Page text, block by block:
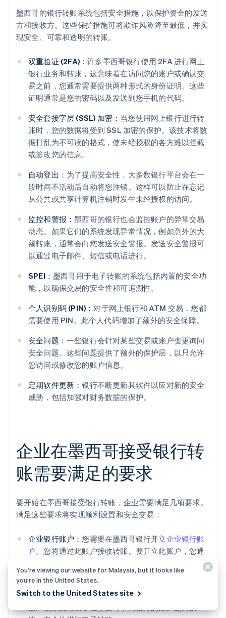
墨西哥的银行转账系统包括安全措施，以保护资金的发送
方和接收方。这些保护措施可将欺诈风险降至最低，并实
现安全、可靠和透明的转账。
双重验证 (2FA)：许多墨西哥银行使用 2FA 进行网上
银行业务和转账，这意味着在访问您的账户或确认交
易之前，您通常需要提供两种形式的身份证明。这些
证明通常是您的密码以及发送到您手机的代码。
安全套接字层 (SSL) 加密： 当您使用网上银行进行转
账时，您的数据将受到 SSL 加密的保护。该技术将数
据打乱为不可读的格式，使未经授权的各方难以拦截
或篡改您的信息。
自动登出： 为了提高安全性，大多数银行平台会在一
段时间不活动后自动将您注销。这样可以防止在忘记
从公共或共享计算机注销时发生未经授权的访问。
监控和警报：墨西哥的银行也会监控账户的异常交易
动态。如果它们的系统发现异常情况，例如意外的大
额转账，通常会向您发送安全警报。发送安全警报可
以通过电子邮件、短信或电话进行。
SPEI： 墨西哥用于电子转账的系统包括内置的安全功
能，以确保交易的安全性和可追溯性。
个人识别码 (PIN)： 对于网上银行和 ATM 交易，您都
需要使用 PIN。此个人代码增加了额外的安全保障。
安全问题： 一些银行会针对某些交易或账户变更询问
安全问题。这些问题提供了额外的保护层，以只允许
您访问或修改您的账户信息。
定期软件更新：银行不断更新其软件以应对新的安全
威胁，包括加强对财务数据的保护。
企业在墨西哥接受银行转
账需要满足的要求
要开始在墨西哥接受银行转账，企业需要满足几项要求。
满足这些要求将实现顺利设置和安全交易：
企业银行账户：您需要在墨西哥银行开立企业银行账
户。您将通过此账户接收转账。要开立此账户，您通
常需要提供您的企业登记文件、纳税人识别号和企业
所有人的个人身份证明。
SPEI 注册：对于电子转账，通常需要在 SPEI 中注
You’re viewing our website for Malaysia, but it looks like
you’re in the United States.
Switch to the United States site